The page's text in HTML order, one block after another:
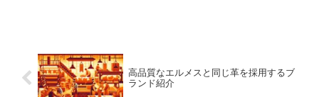
高品質なエルメスと同じ革を採用するブ
ランド紹介